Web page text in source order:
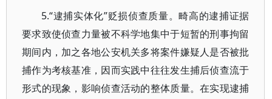
5.“逮捕实体化”贬损侦查质量。畸高的逮捕证据
要求致使侦查力量被不科学地集中于短暂的刑事拘留
期间内，加之各地公安机关多将案件嫌疑人是否被批
捕作为考核基准，因而实践中往往发生捕后侦查流于
形式的现象，影响侦查活动的整体质量。在实现逮捕